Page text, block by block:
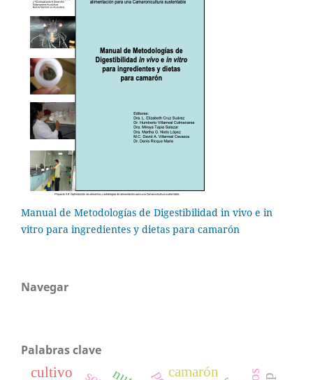
Manual de Metodologías de Digestibilidad in vivo e in
vitro para ingredientes y dietas para camarón
Navegar
Palabras clave
camarón
cultivo